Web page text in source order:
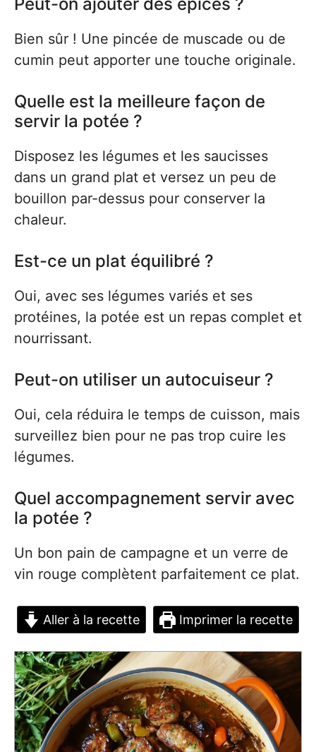
Peut-on ajouter des épices ?
Bien sûr ! Une pincée de muscade ou de
cumin peut apporter une touche originale.
Quelle est la meilleure façon de
servir la potée ?
Disposez les légumes et les saucisses
dans un grand plat et versez un peu de
bouillon par-dessus pour conserver la
chaleur.
Est-ce un plat équilibré ?
Oui, avec ses légumes variés et ses
protéines, la potée est un repas complet et
nourrissant.
Peut-on utiliser un autocuiseur ?
Oui, cela réduira le temps de cuisson, mais
surveillez bien pour ne pas trop cuire les
légumes.
Quel accompagnement servir avec
la potée ?
Un bon pain de campagne et un verre de
vin rouge complètent parfaitement ce plat.
Aller à la recette Imprimer la recette